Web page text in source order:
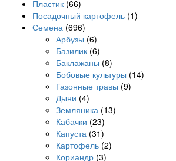
Пластик (66)
Посадочный картофель (1)
Семена (696)
Арбузы (6)
Базилик (6)
Баклажаны (8)
Бобовые культуры (14)
Газонные травы (9)
Дыни (4)
Земляника (13)
Кабачки (23)
Капуста (31)
Картофель (2)
Кориандр (3)